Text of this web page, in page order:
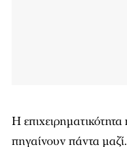
Η επιχειρηµατικότητα
πηγαίνουν πάντα